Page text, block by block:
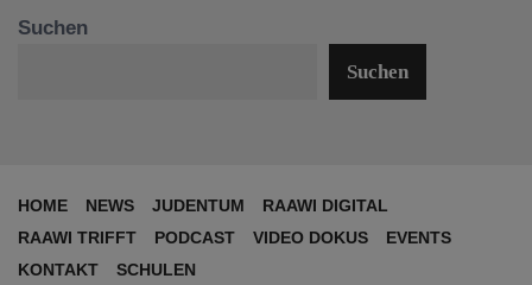
Suchen
Suchen
HOME NEWS JUDENTUM
RAAWI DIGITAL
RAAWI TRIFFT
PODCAST VIDEO DOKUS
EVENTS
KONTAKT
SCHULEN